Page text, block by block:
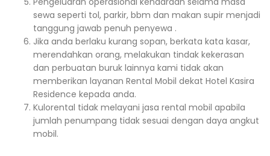
sewa seperti tol, parkir, bbm dan makan supir menjadi
tanggung jawab penuh penyewa .
Jika anda berlaku kurang sopan, berkata kata kasar,
merendahkan orang, melakukan tindak kekerasan
dan perbuatan buruk lainnya kami tidak akan
memberikan layanan Rental Mobil dekat Hotel Kasira
Residence kepada anda.
Kulorental tidak melayani jasa rental mobil apabila
jumlah penumpang tidak sesuai dengan daya angkut
mobil.